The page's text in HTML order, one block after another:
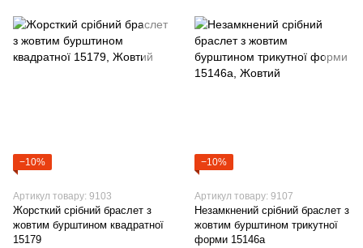
−10%
Артикул товару: 9103
Жорсткий срібний браслет з
жовтим бурштином квадратної
15179
−10%
Артикул товару: 9107
Незамкнений срібний браслет з
жовтим бурштином трикутної
форми 15146а